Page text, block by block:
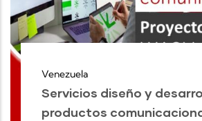
Venezuela
Servicios diseño y
productos